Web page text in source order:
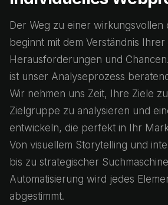
Der Weg zu einer wirkungsvollen
beginnt mit dem Verständnis
Herausforderungen und
ist unser Analyseprozess
Wir nehmen uns Zeit, Ihre Ziele
Zielgruppe zu analysieren und
entwickeln, die perfekt in Ihr
Von visuellem Storytelling und
bis zu strategischer
Automatisierung wird jedes
abgestimmt.